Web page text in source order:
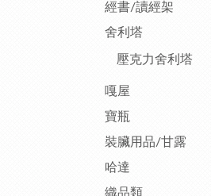
經書/讀經架
舍利塔
壓克力舍利塔
嘎屋
寶瓶
裝臟用品/甘露
哈達
織品類